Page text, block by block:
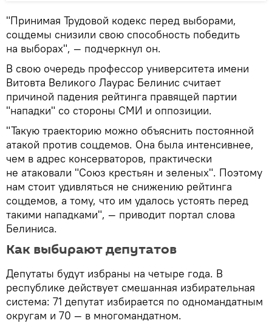
"Принимая Трудовой кодекс перед выборами,
соцдемы снизили свою способность победить
на выборах", — подчеркнул он.
В свою очередь профессор университета имени
Витовта Великого Лаурас Белинис считает
причиной падения рейтинга правящей партии
"нападки" со стороны СМИ и оппозиции.
"Такую траекторию можно объяснить постоянной
атакой против соцдемов. Она была интенсивнее,
чем в адрес консерваторов, практически
не атаковали "Союз крестьян и зеленых". Поэтому
нам стоит удивляться не снижению рейтинга
соцдемов, а тому, что им удалось устоять перед
такими нападками", — приводит портал слова
Белиниса.
Как выбирают депутатов
Депутаты будут избраны на четыре года. В
республике действует смешанная избирательная
система: 71 депутат избирается по одномандатным
округам и 70 — в многомандатном.